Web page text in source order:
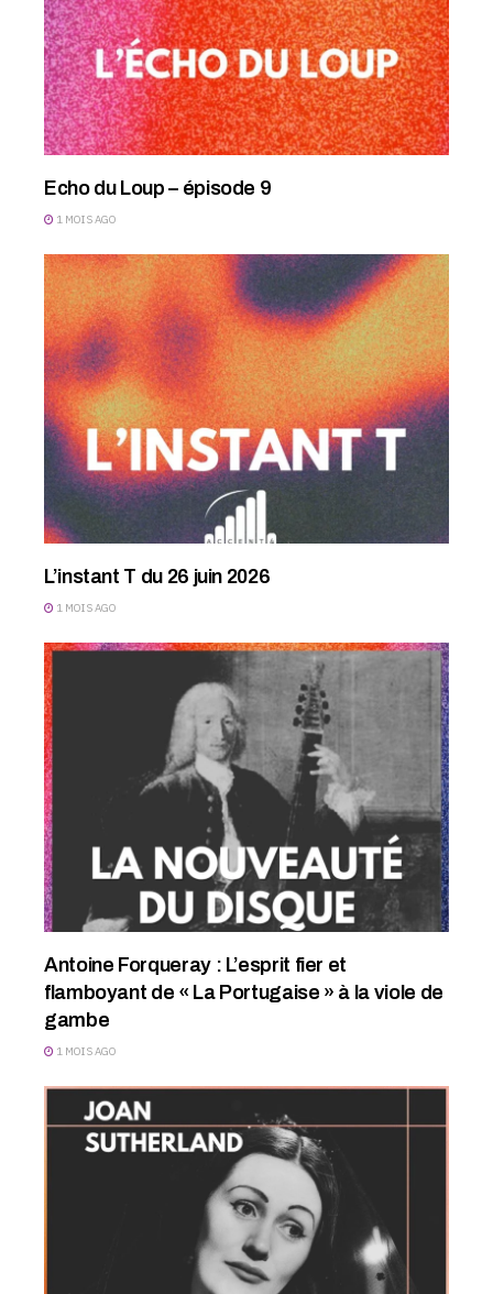
Echo du Loup – épisode 9
1 MOIS AGO
L’instant T du 26 juin 2026
1 MOIS AGO
Antoine Forqueray : L’esprit fier et
flamboyant de « La Portugaise » à la viole de
gambe
1 MOIS AGO